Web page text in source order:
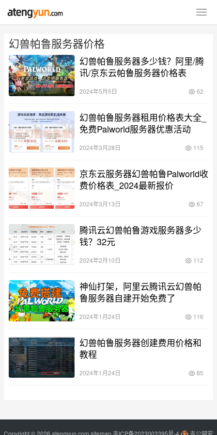
幻兽帕鲁服务器价格
幻兽帕鲁服务器多少钱？阿里/腾
讯/京东云帕鲁服务器价格表
2024年5月5日 62
幻兽帕鲁服务器租用价格表大全_
免费Palworld服务器优惠活动
2024年3月28日 115
京东云服务器幻兽帕鲁Palworld收
费价格表_2024最新报价
2024年3月13日 67
腾讯云幻兽帕鲁游戏服务器多少
钱？32元
2024年2月10日 112
神仙打架，阿里云腾讯云幻兽帕
鲁服务器自建开始免费了
2024年1月24日 116
幻兽帕鲁服务器创建费用价格和
教程
2024年1月24日 85
Copyright © 2026 atengyun.com sitemap吉ICP备2023003395号-4 吉公网安